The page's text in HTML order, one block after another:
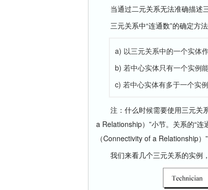
当通过二元关系无法准确描述三
三元关系中“连通数”的确定方法
a) 以三元关系中的一个实体
b) 若中心实体只有一个实例
c) 若中心实体有多于一个实
注：什么时候需要使用三元关系
a Relationship）”小节。关系的“连
（Connectivity of a Relationship）”
我们来看几个三元关系的实例